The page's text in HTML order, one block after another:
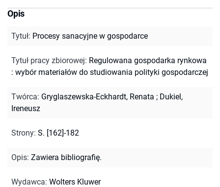
Opis
Tytuł: Procesy sanacyjne w gospodarce
Tytuł pracy zbiorowej: Regulowana gospodarka rynkowa
: wybór materiałów do studiowania polityki gospodarczej
Twórca: Gryglaszewska-Eckhardt, Renata ; Dukiel,
Ireneusz
Strony: S. [162]-182
Opis: Zawiera bibliografię.
Wydawca: Wolters Kluwer